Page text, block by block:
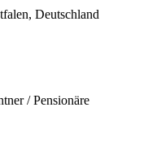
Deutschland
/ Pensionäre